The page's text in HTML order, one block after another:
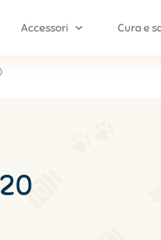
Accessori Cura e